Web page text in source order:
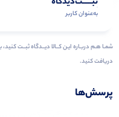
به‌عنوان کاربر
دریافت کنید.
پرسش‌ها